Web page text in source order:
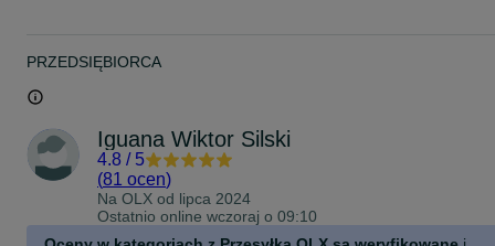
-GWARANCJA: Udzielamy 12 miesięcy pisemnej Gwarancji.
-GRATISOWO: Pakiet Office Business Professional i Adobe
-SYSTEM: Windows 11 PRO!
-FAKTURA: Wystawiamy pełną fakturę VAT 23%.
-PŁATNOŚĆ: Płatności Kartą, Przelew, Blik, przedpłata lub
pobraniem.
PRZEDSIĘBIORCA
Iguana Wiktor Silski
4.8 / 5
(81 ocen)
Na OLX od lipca 2024
Ostatnio online wczoraj o 09:10